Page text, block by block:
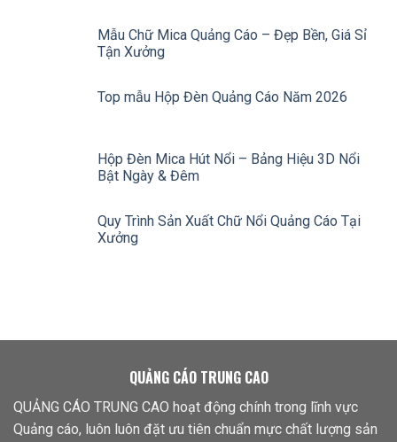
Mẫu Chữ Mica Quảng Cáo – Đẹp Bền, Giá Sỉ
Tận Xưởng
Top mẫu Hộp Đèn Quảng Cáo Năm 2026
Hộp Đèn Mica Hút Nổi – Bảng Hiệu 3D Nổi
Bật Ngày & Đêm
Quy Trình Sản Xuất Chữ Nổi Quảng Cáo Tại
Xưởng
QUẢNG CÁO TRUNG CAO
QUẢNG CÁO TRUNG CAO hoạt động chính trong lĩnh vực
Quảng cáo, luôn luôn đặt ưu tiên chuẩn mực chất lượng sản